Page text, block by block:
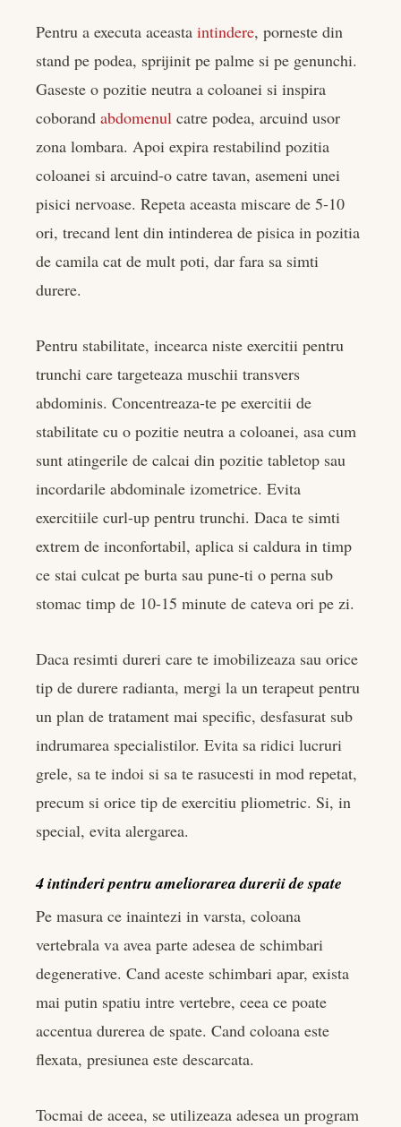
Pentru a executa aceasta intindere, porneste din
stand pe podea, sprijinit pe palme si pe genunchi.
Gaseste o pozitie neutra a coloanei si inspira
coborand abdomenul catre podea, arcuind usor
zona lombara. Apoi expira restabilind pozitia
coloanei si arcuind-o catre tavan, asemeni unei
pisici nervoase. Repeta aceasta miscare de 5-10
ori, trecand lent din intinderea de pisica in pozitia
de camila cat de mult poti, dar fara sa simti
durere.
Pentru stabilitate, incearca niste exercitii pentru
trunchi care targeteaza muschii transvers
abdominis. Concentreaza-te pe exercitii de
stabilitate cu o pozitie neutra a coloanei, asa cum
sunt atingerile de calcai din pozitie tabletop sau
incordarile abdominale izometrice. Evita
exercitiile curl-up pentru trunchi. Daca te simti
extrem de inconfortabil, aplica si caldura in timp
ce stai culcat pe burta sau pune-ti o perna sub
stomac timp de 10-15 minute de cateva ori pe zi.
Daca resimti dureri care te imobilizeaza sau orice
tip de durere radianta, mergi la un terapeut pentru
un plan de tratament mai specific, desfasurat sub
indrumarea specialistilor. Evita sa ridici lucruri
grele, sa te indoi si sa te rasucesti in mod repetat,
precum si orice tip de exercitiu pliometric. Si, in
special, evita alergarea.
4 intinderi pentru ameliorarea durerii de spate
Pe masura ce inaintezi in varsta, coloana
vertebrala va avea parte adesea de schimbari
degenerative. Cand aceste schimbari apar, exista
mai putin spatiu intre vertebre, ceea ce poate
accentua durerea de spate. Cand coloana este
flexata, presiunea este descarcata.
Tocmai de aceea, se utilizeaza adesea un program